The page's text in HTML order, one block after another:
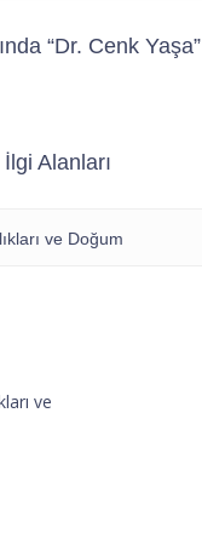
“Dr. Cenk Yaşa”
Alanları
ve Doğum
ve